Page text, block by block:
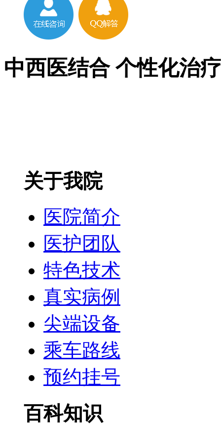
中西医结合 个性化治
关于我院
医院简介
医护团队
特色技术
真实病例
尖端设备
乘车路线
预约挂号
百科知识